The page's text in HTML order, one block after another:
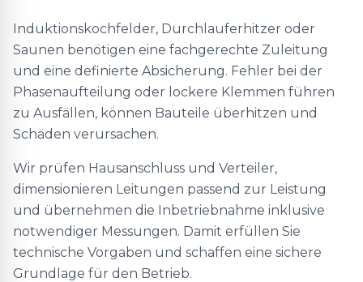
Induktionskochfelder, Durchlauferhitzer oder
Saunen benötigen eine fachgerechte Zuleitung
und eine definierte Absicherung. Fehler bei der
Phasenaufteilung oder lockere Klemmen führen
zu Ausfällen, können Bauteile überhitzen und
Schäden verursachen.
Wir prüfen Hausanschluss und Verteiler,
dimensionieren Leitungen passend zur Leistung
und übernehmen die Inbetriebnahme inklusive
notwendiger Messungen. Damit erfüllen Sie
technische Vorgaben und schaffen eine sichere
Grundlage für den Betrieb.